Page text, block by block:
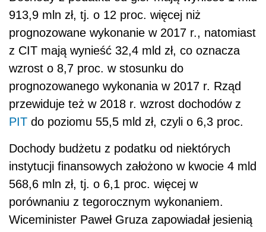
913,9 mln zł, tj. o 12 proc. więcej niż
prognozowane wykonanie w 2017 r., natomiast
z CIT mają wynieść 32,4 mld zł, co oznacza
wzrost o 8,7 proc. w stosunku do
prognozowanego wykonania w 2017 r. Rząd
przewiduje też w 2018 r. wzrost dochodów z
PIT do poziomu 55,5 mld zł, czyli o 6,3 proc.
Dochody budżetu z podatku od niektórych
instytucji finansowych założono w kwocie 4 mld
568,6 mln zł, tj. o 6,1 proc. więcej w
porównaniu z tegorocznym wykonaniem.
Wiceminister Paweł Gruza zapowiadał jesienią